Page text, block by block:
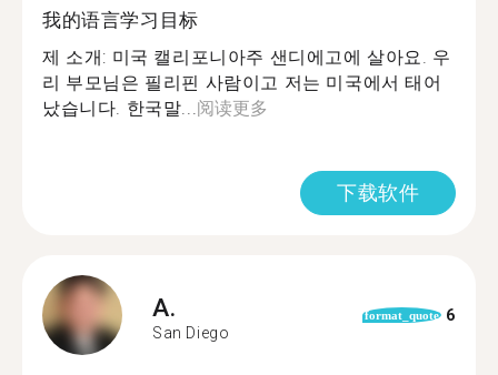
我的语言学习目标
제 소개: 미국 캘리포니아주 샌디에고에 살아요. 우
리 부모님은 필리핀 사람이고 저는 미국에서 태어
났습니다. 한국말...阅读更多
下载软件
A.
San Diego
format_quote 6